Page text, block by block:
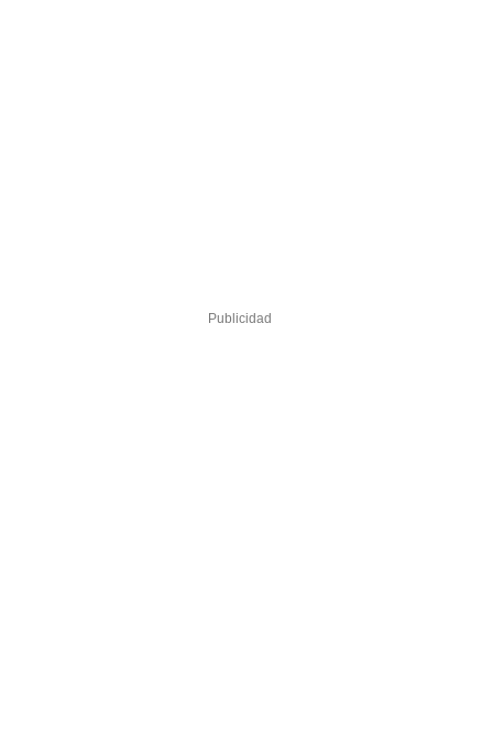
Publicidad